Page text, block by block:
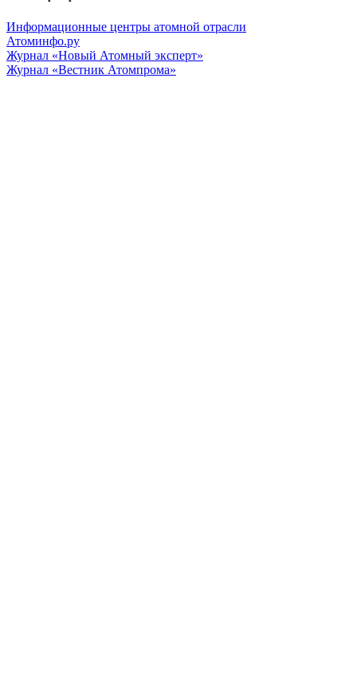
Информационные центры атомной отрасли
Атоминфо.ру
Журнал «Новый Атомный эксперт»
Журнал «Вестник Атомпрома»